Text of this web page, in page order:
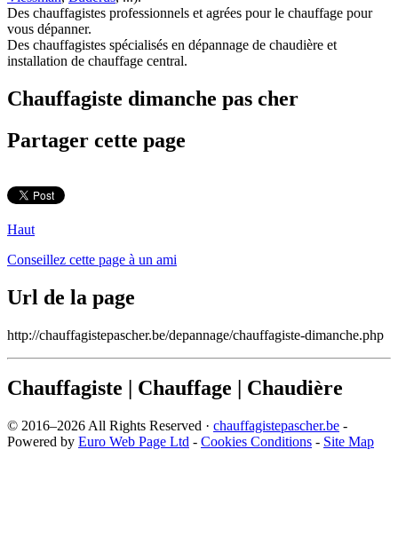
Des chauffagistes professionnels et agrées pour le chauffage pour
vous dépanner.
Des chauffagistes spécialisés en dépannage de chaudière et
installation de chauffage central.
Chauffagiste dimanche pas cher
Partager cette page
Haut
Conseillez cette page à un ami
Url de la page
http://chauffagistepascher.be/depannage/chauffagiste-dimanche.php
Chauffagiste | Chauffage | Chaudière
© 2016–2026 All Rights Reserved · chauffagistepascher.be -
Powered by Euro Web Page Ltd - Cookies Conditions - Site Map